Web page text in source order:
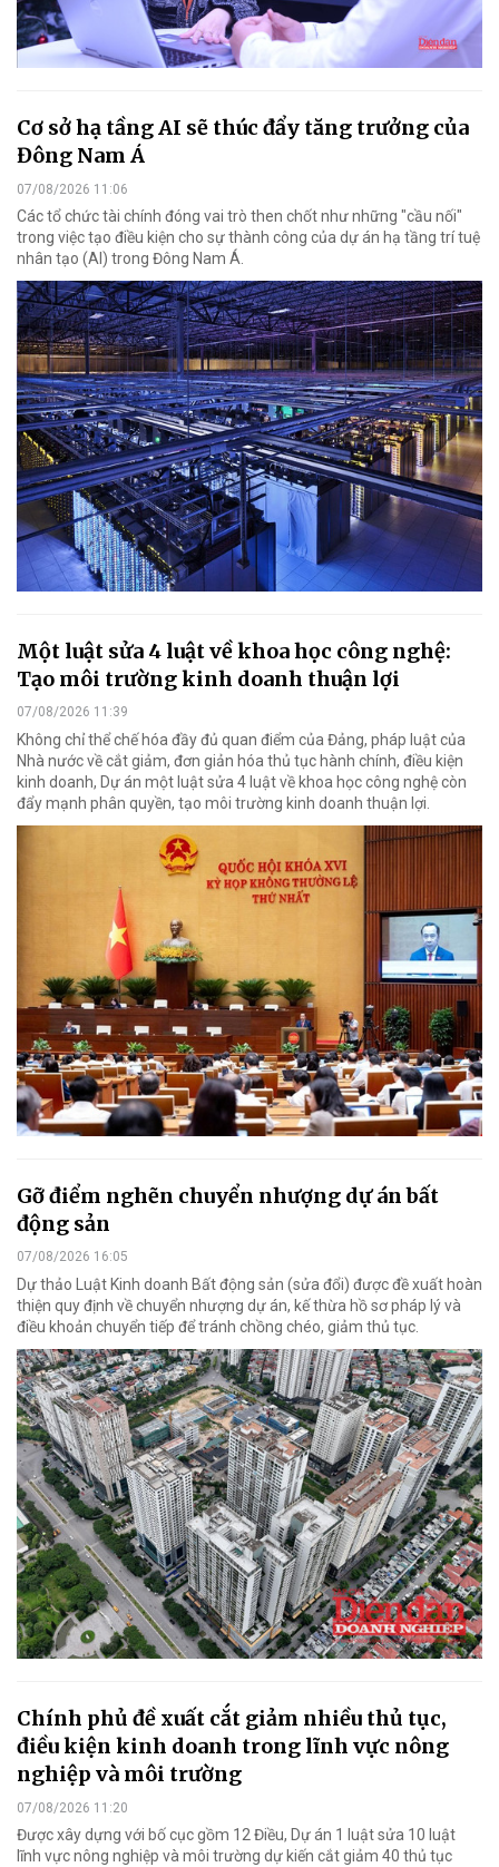
Cơ sở hạ tầng AI sẽ thúc đẩy tăng trưởng của
Đông Nam Á
07/08/2026 11:06
Các tổ chức tài chính đóng vai trò then chốt như những "cầu nối"
trong việc tạo điều kiện cho sự thành công của dự án hạ tầng trí tuệ
nhân tạo (AI) trong Đông Nam Á.
Một luật sửa 4 luật về khoa học công nghệ:
Tạo môi trường kinh doanh thuận lợi
07/08/2026 11:39
Không chỉ thể chế hóa đầy đủ quan điểm của Đảng, pháp luật của
Nhà nước về cắt giảm, đơn giản hóa thủ tục hành chính, điều kiện
kinh doanh, Dự án một luật sửa 4 luật về khoa học công nghệ còn
đẩy mạnh phân quyền, tạo môi trường kinh doanh thuận lợi.
Gỡ điểm nghẽn chuyển nhượng dự án bất
động sản
07/08/2026 16:05
Dự thảo Luật Kinh doanh Bất động sản (sửa đổi) được đề xuất hoàn
thiện quy định về chuyển nhượng dự án, kế thừa hồ sơ pháp lý và
điều khoản chuyển tiếp để tránh chồng chéo, giảm thủ tục.
Chính phủ đề xuất cắt giảm nhiều thủ tục,
điều kiện kinh doanh trong lĩnh vực nông
nghiệp và môi trường
07/08/2026 11:20
Được xây dựng với bố cục gồm 12 Điều, Dự án 1 luật sửa 10 luật
lĩnh vực nông nghiệp và môi trường dự kiến cắt giảm 40 thủ tục